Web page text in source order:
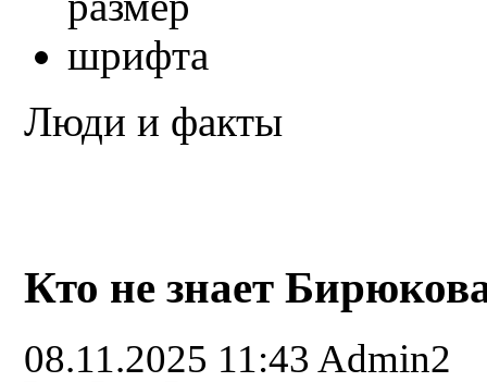
Люди и факты
Кто не знает
08.11.2025 11:43 Admin2